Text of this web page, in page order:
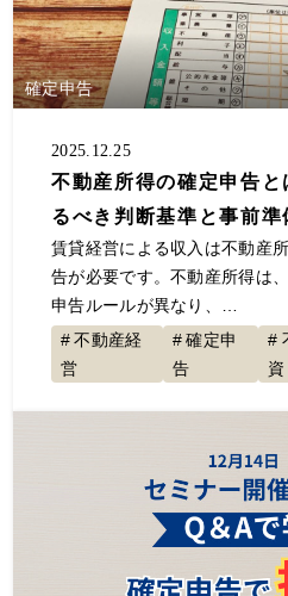
確定申告
2025.12.25
不動産所得の確定申告
るべき判断基準と事前準
賃貸経営による収入は不動産
告が必要です。不動産所得は
申告ルールが異なり、…
不動産経
営
確定申
告
資